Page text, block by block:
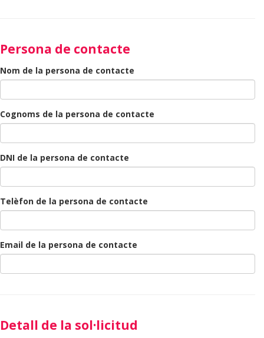
Persona de contacte
Nom de la persona de contacte
Cognoms de la persona de contacte
DNI de la persona de contacte
Telèfon de la persona de contacte
Email de la persona de contacte
Detall de la sol·licitud